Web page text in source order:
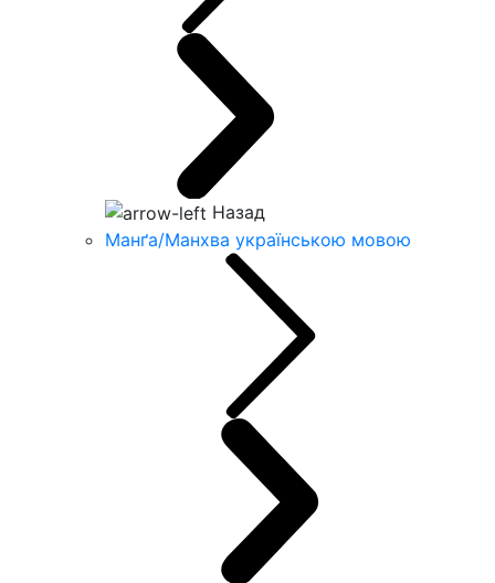
Назад
Манґа/Манхва українською мовою